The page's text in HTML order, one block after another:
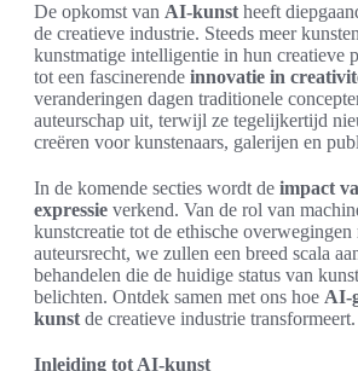
De opkomst van AI-kunst heeft
de creatieve industrie. Steeds meer
kunstmatige intelligentie in hun creatieve
tot een fascinerende innovatie in
veranderingen dagen traditionele
auteurschap uit, terwijl ze tegelijkertijd
creëren voor kunstenaars, galerijen en
In de komende secties wordt de impact
expressie verkend. Van de rol van
kunstcreatie tot de ethische overwegingen
auteursrecht, we zullen een breed scala
behandelen die de huidige status van
belichten. Ontdek samen met ons hoe AI-
kunst de creatieve industrie transformeert.
Inleiding tot AI-kunst